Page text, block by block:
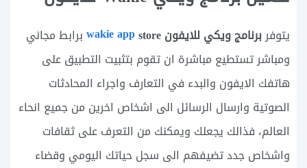
يتوفربرنامج ويكي للايفون wakie appstore
برابط مجاني
ومباشر تستطيع مباشرة ان تقوم بتثبيت التطبيق على
هاتفك الايفون والبدء في التعارف واجراء المحادثات
الصوتية وارسال الرسائل الى اشخاص اخرين من جميع انحاء
العالم، فذالك يجعلك ويمكنك من التعرف على ثقافات
واشخاص جدد تضيفهم الى سجل حياتك اليومي وقضاء